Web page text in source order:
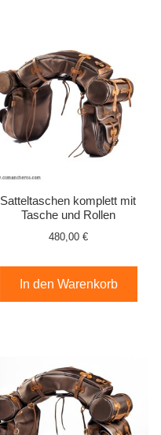
Satteltaschen komplett mit
Tasche und Rollen
480,00 €
In den Warenkorb